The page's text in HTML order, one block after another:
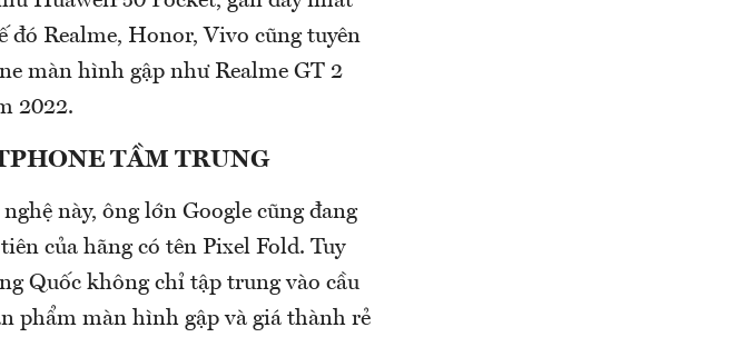
đó Realme, Honor, Vivo cũng tuyên
màn hình gập như Realme GT 2
2022.
TẦM TRUNG
này, ông lớn Google cũng đang
của hãng có tên Pixel Fold. Tuy
Quốc không chỉ tập trung vào cầu
phẩm màn hình gập và giá thành rẻ